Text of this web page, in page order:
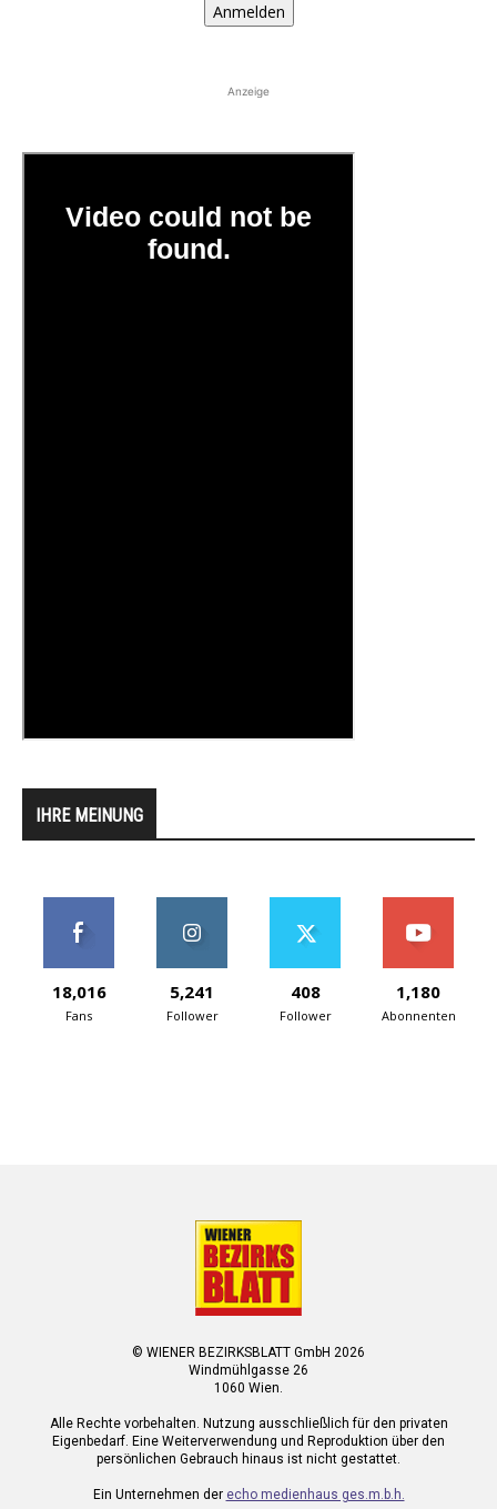
Anmelden
Anzeige
IHRE MEINUNG
18,016
Fans
5,241
Follower
408
Follower
1,180
Abonnenten
© WIENER BEZIRKSBLATT GmbH 2026
Windmühlgasse 26
1060 Wien.
Alle Rechte vorbehalten. Nutzung ausschließlich für den privaten
Eigenbedarf. Eine Weiterverwendung und Reproduktion über den
persönlichen Gebrauch hinaus ist nicht gestattet.
Ein Unternehmen der echo medienhaus ges.m.b.h.